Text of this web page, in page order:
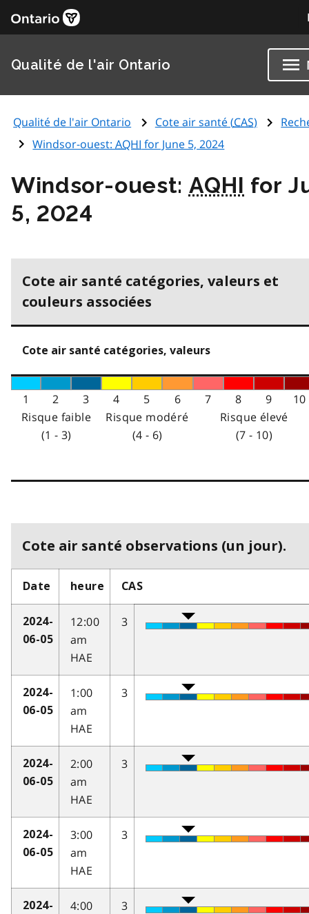
Qualité de l'air Ontario
Qualité de l'air Ontario Cote air santé (CAS)
Windsor-ouest:AQHI for June 5, 2024
Windsor-ouest: AQHI for
5, 2024
Cote air santé catégories, valeurs et
couleurs associées
Cote air santé catégories, valeurs
1 2 3 4 5 6 7 8 9
10
Risque faible
(1 - 3)
Risque modéré
(4 - 6)
Risque élevé
(7 - 10)
Cote air santé observations (un jour).
Date heure CAS
2024-
06-05
12:00
am
HAE
3
2024-
06-05
1:00
am
HAE
3
2024-
06-05
2:00
am
HAE
3
2024-
06-05
3:00
am
HAE
3
2024-
4:00
3